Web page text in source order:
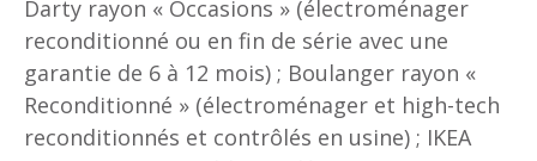
Darty rayon « Occasions » (électroménager
reconditionné ou en fin de série avec une
garantie de 6 à 12 mois) ; Boulanger rayon «
Reconditionné » (électroménager et high-tech
reconditionnés et contrôlés en usine) ; IKEA